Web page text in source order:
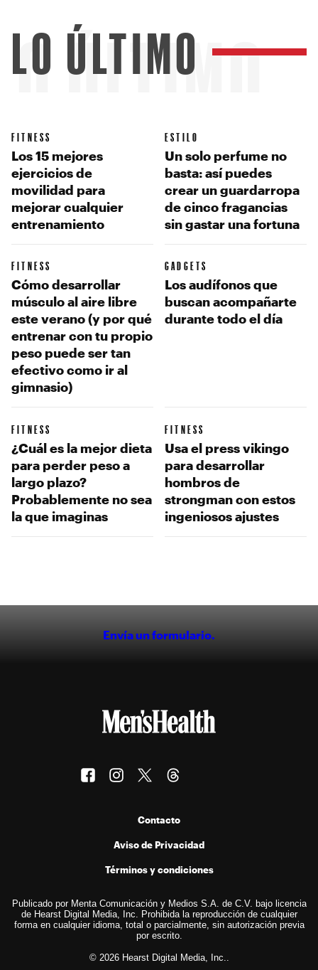
ÚLTIMO
LO ÚLTIMO
FITNESS
Los 15 mejores
ejercicios de
movilidad para
mejorar cualquier
entrenamiento
ESTILO
Un solo perfume no
basta: así puedes
crear un guardarropa
de cinco fragancias
sin gastar una fortuna
FITNESS
Cómo desarrollar
músculo al aire libre
este verano (y por qué
entrenar con tu propio
peso puede ser tan
efectivo como ir al
gimnasio)
GADGETS
Los audífonos que
buscan acompañarte
durante todo el día
FITNESS
¿Cuál es la mejor dieta
para perder peso a
largo plazo?
Probablemente no sea
la que imaginas
FITNESS
Usa el press vikingo
para desarrollar
hombros de
strongman con estos
ingeniosos ajustes
Envía un formulario.
Contacto
Aviso de Privacidad
Términos y condiciones
Publicado por Menta Comunicación y Medios S.A. de C.V. bajo licencia
de Hearst Digital Media, Inc. Prohibida la reproducción de cualquier
forma en cualquier idioma, total o parcialmente, sin autorización previa
por escrito.
© 2026 Hearst Digital Media, Inc..